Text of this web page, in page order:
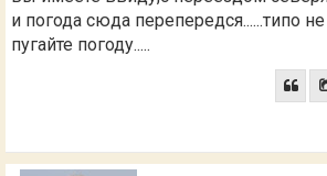
и погода сюда перепередся......типо
пугайте погоду.....